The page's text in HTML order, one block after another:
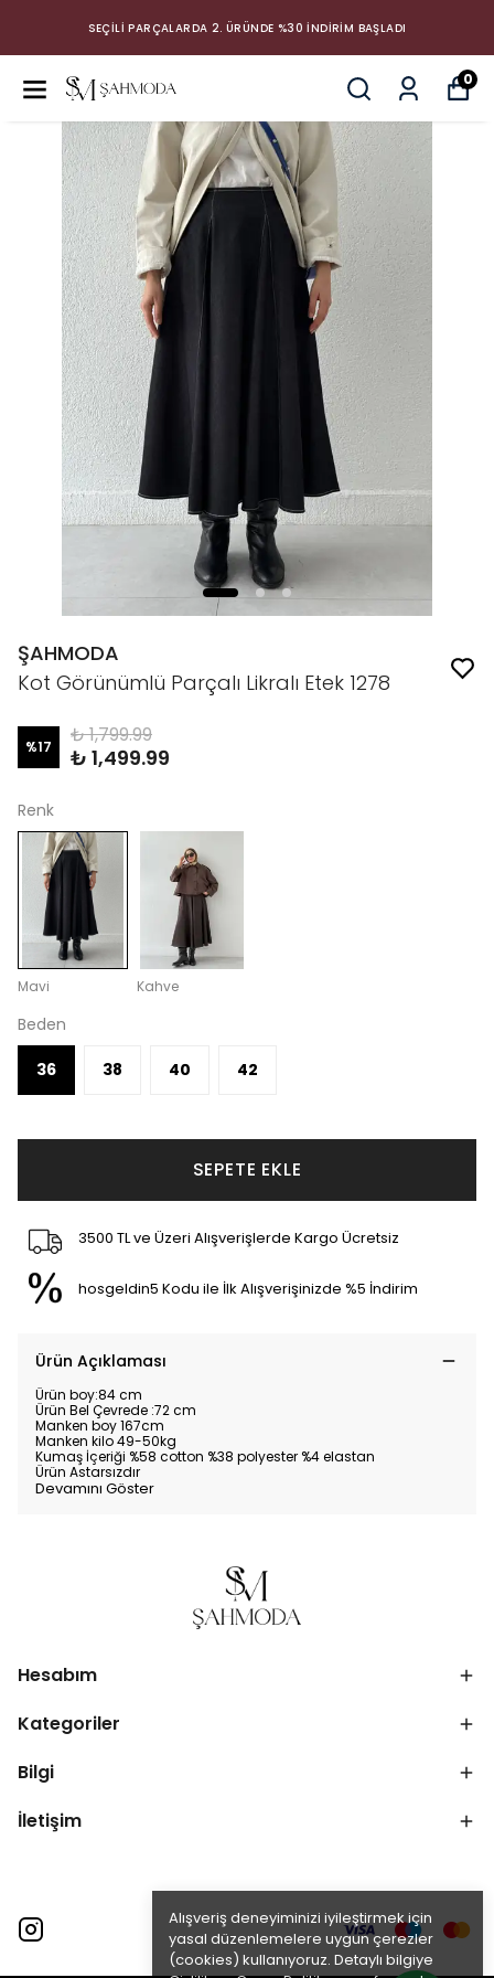
SEÇİLİ PARÇALARDA 2. ÜRÜNDE %30 İNDİRİM BAŞLADI
0
Alışveriş deneyiminizi iyileştirmek için
yasal düzenlemelere uygun çerezler
(cookies) kullanıyoruz. Detaylı bilgiye
ŞAHMODA
Kot Görünümlü Parçalı Likralı Etek 1278
%17 ₺ 1,799.99
₺ 1,499.99
Renk
Mavi Kahve
Beden
36 38 40 42
SEPETE EKLE
3500 TL ve Üzeri Alışverişlerde Kargo Ücretsiz
hosgeldin5 Kodu ile İlk Alışverişinizde %5 İndirim
Ürün Açıklaması
Ürün boy:84 cm
Ürün Bel Çevrede :72 cm
Manken boy 167cm
Manken kilo 49-50kg
Kumaş İçeriği %58 cotton %38 polyester %4 elastan
Ürün Astarsızdır
Devamını Göster
Hesabım
Kategoriler
Bilgi
İletişim